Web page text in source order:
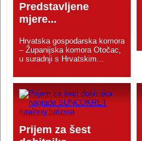
Predstavljene
mjere...
Hrvatska gospodarska komora
– Županijska komora Otočac,
u suradnji s Hrvatskim...
Prijem za šest